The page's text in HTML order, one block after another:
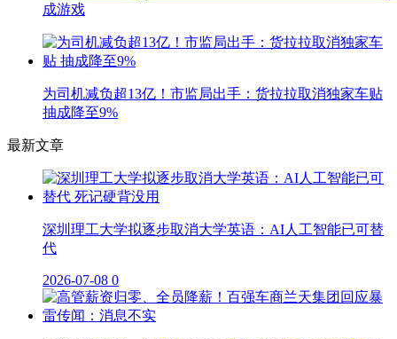
成游戏
为司机减负超13亿！市监局出手：货拉拉取消独家车贴
抽成降至9%
最新文章
深圳理工大学拟逐步取消大学英语：AI人工智能已可替
代
2026-07-08 0